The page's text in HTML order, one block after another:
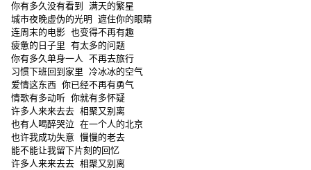
你有多久没有看到 满天的繁星
城市夜晚虚伪的光明 遮住你的眼睛
连周末的电影 也变得不再有趣
疲惫的日子里 有太多的问题
你有多久单身一人 不再去旅行
习惯下班回到家里 冷冰冰的空气
爱情这东西 你已经不再有勇气
情歌有多动听 你就有多怀疑
许多人来来去去 相聚又别离
也有人喝醉哭泣 在一个人的北京
也许我成功失意 慢慢的老去
能不能让我留下片刻的回忆
许多人来来去去 相聚又别离